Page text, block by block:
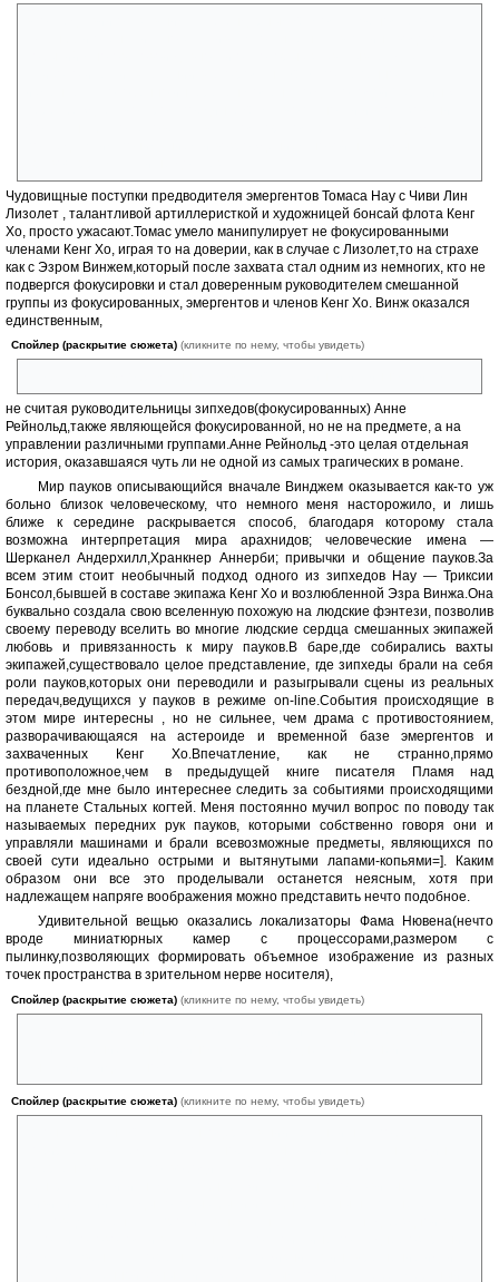
Чудовищные поступки предводителя эмергентов Томаса Нау с Чиви Лин
Лизолет , талантливой артиллеристкой и художницей бонсай флота Кенг
Хо, просто ужасают.Томас умело манипулирует не фокусированными
членами Кенг Хо, играя то на доверии, как в случае с Лизолет,то на страхе
как с Эзром Винжем,который после захвата стал одним из немногих, кто не
подвергся фокусировки и стал доверенным руководителем смешанной
группы из фокусированных, эмергентов и членов Кенг Хо. Винж оказался
единственным,
Спойлер (раскрытие сюжета) (кликните по нему, чтобы увидеть)
не считая руководительницы зипхедов(фокусированных) Анне
Рейнольд,также являющейся фокусированной, но не на предмете, а на
управлении различными группами.Анне Рейнольд -это целая отдельная
история, оказавшаяся чуть ли не одной из самых трагических в романе.
Мир пауков описывающийся вначале Винджем оказывается как-то уж
больно близок человеческому, что немного меня насторожило, и лишь
ближе к середине раскрывается способ, благодаря которому стала
возможна интерпретация мира арахнидов; человеческие имена —
Шерканел Андерхилл,Хранкнер Аннерби; привычки и общение пауков.За
всем этим стоит необычный подход одного из зипхедов Нау — Триксии
Бонсол,бывшей в составе экипажа Кенг Хо и возлюбленной Эзра Винжа.Она
буквально создала свою вселенную похожую на людские фэнтези, позволив
своему переводу вселить во многие людские сердца смешанных экипажей
любовь и привязанность к миру пауков.В баре,где собирались вахты
экипажей,существовало целое представление, где зипхеды брали на себя
роли пауков,которых они переводили и разыгрывали сцены из реальных
передач,ведущихся у пауков в режиме on-line.События происходящие в
этом мире интересны , но не сильнее, чем драма с противостоянием,
разворачивающаяся на астероиде и временной базе эмергентов и
захваченных Кенг Хо.Впечатление, как не странно,прямо
противоположное,чем в предыдущей книге писателя Пламя над
бездной,где мне было интереснее следить за событиями происходящими
на планете Стальных когтей. Меня постоянно мучил вопрос по поводу так
называемых передних рук пауков, которыми собственно говоря они и
управляли машинами и брали всевозможные предметы, являющихся по
своей сути идеально острыми и вытянутыми лапами-копьями=]. Каким
образом они все это проделывали останется неясным, хотя при
надлежащем напряге воображения можно представить нечто подобное.
Удивительной вещью оказались локализаторы Фама Нювена(нечто
вроде миниатюрных камер с процессорами,размером с
пылинку,позволяющих формировать объемное изображение из разных
точек пространства в зрительном нерве носителя),
Спойлер (раскрытие сюжета) (кликните по нему, чтобы увидеть)
Спойлер (раскрытие сюжета) (кликните по нему, чтобы увидеть)